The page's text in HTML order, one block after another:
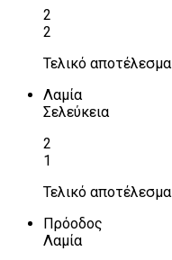
2
2
Τελικό αποτέλεσμα
Λαμία
Σελεύκεια
2
1
Τελικό αποτέλεσμα
Πρόοδος
Λαμία